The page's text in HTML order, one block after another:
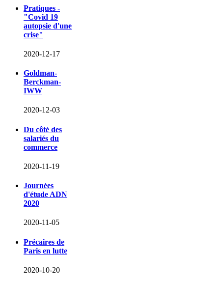
Pratiques -
"Covid 19
autopsie d'une
crise"
2020-12-17
Goldman-
Berckman-
IWW
2020-12-03
Du côté des
salariés du
commerce
2020-11-19
Journées
d'étude ADN
2020
2020-11-05
Précaires de
Paris en lutte
2020-10-20